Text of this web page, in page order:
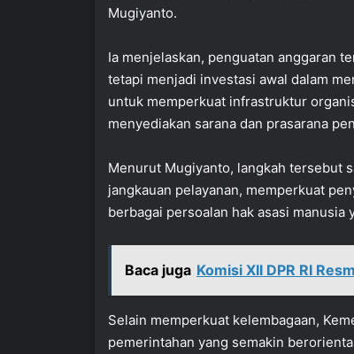
Mugiyanto.
Ia menjelaskan, penguatan anggaran
tetapi menjadi investasi awal dalam
untuk memperkuat infrastruktur
menyediakan sarana dan prasarana
Menurut Mugiyanto, langkah tersebut
jangkauan pelayanan, memperkuat
berbagai persoalan hak asasi
Baca juga Komisi XII DPR RI
Selain memperkuat kelembagaan,
pemerintahan yang semakin